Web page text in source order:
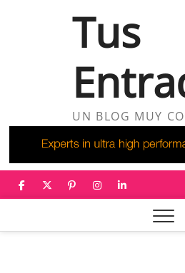
Tus
UN BLOG MUY
facebook
twitter
pinterest
instagram
linkedin